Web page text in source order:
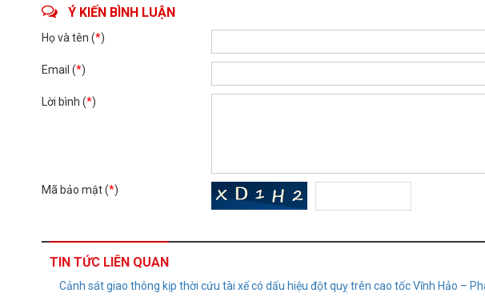
Ý KIẾN BÌNH LUẬN
Họ và tên (*)
Email (*)
Lời bình (*)
Mã bảo mật (*)
TIN TỨC LIÊN QUAN
Cảnh sát giao thông kịp thời cứu tài xế có dấu hiệu đột quỵ trên cao tốc Vĩnh Hảo –